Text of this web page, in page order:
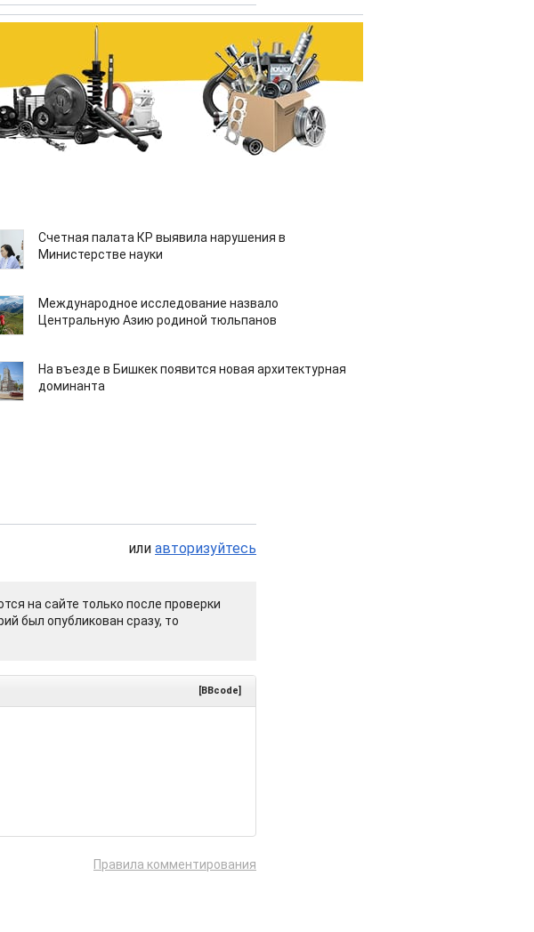
Счетная палата КР выявила нарушения в
Министерстве науки
Международное исследование назвало
Центральную Азию родиной тюльпанов
На въезде в Бишкек появится новая архитектурная
доминанта
или авторизуйтесь
на сайте только после проверки
был опубликован сразу, то
[BBcode]
Правила комментирования